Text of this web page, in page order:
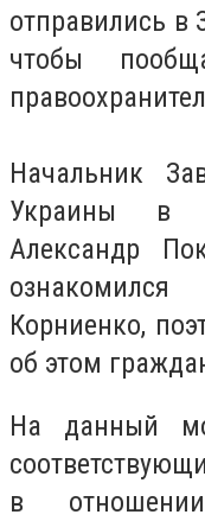
отправились
чтобы
Начальник
Украины в
Александр
Корниенко,
об этом
На данный
в